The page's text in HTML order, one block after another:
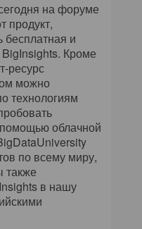
на форуме
продукт,
бесплатная и
Кроме
ресурс
можно
технологиям
облачной
по всему миру,
также
в нашу